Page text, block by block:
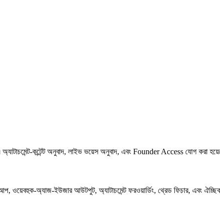
কন্টেন্ট অনুবাদ, লাইভ ভয়েস অনুবাদ, এবং Founder Access যোগ করা
ওয়েবহুক-অ্যাজ-ইউজার আউটপুট, অ্যাটাচমেন্ট ফরওয়ার্ডিং, থ্রেড ফিচার, এবং